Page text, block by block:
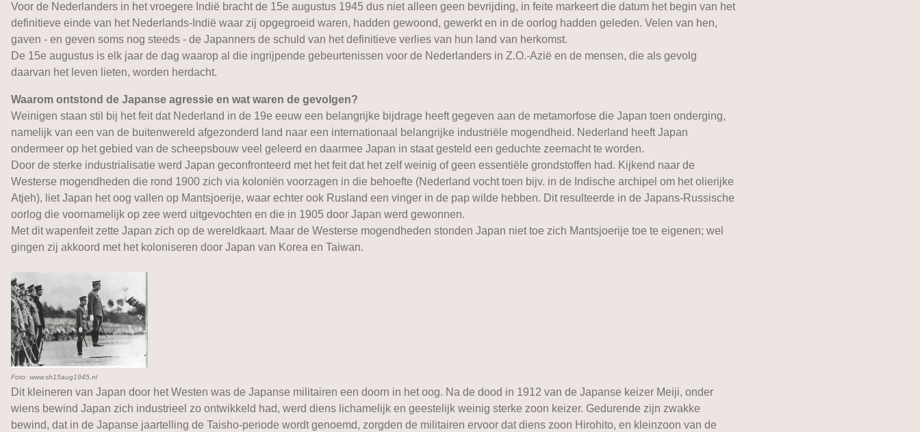
Voor de Nederlanders in het vroegere Indië bracht de 15e augustus 1945 dus niet alleen geen bevrijding, in feite markeert die datum het begin van het
definitieve einde van het Nederlands-Indië waar zij opgegroeid waren, hadden gewoond, gewerkt en in de oorlog hadden geleden. Velen van hen,
gaven - en geven soms nog steeds - de Japanners de schuld van het definitieve verlies van hun land van herkomst.
De 15e augustus is elk jaar de dag waarop al die ingrijpende gebeurtenissen voor de Nederlanders in Z.O.-Azië en de mensen, die als gevolg
daarvan het leven lieten, worden herdacht.
Waarom ontstond de Japanse agressie en wat waren de gevolgen?
Weinigen staan stil bij het feit dat Nederland in de 19e eeuw een belangrijke bijdrage heeft gegeven aan de metamorfose die Japan toen onderging,
namelijk van een van de buitenwereld afgezonderd land naar een internationaal belangrijke industriële mogendheid. Nederland heeft Japan
ondermeer op het gebied van de scheepsbouw veel geleerd en daarmee Japan in staat gesteld een geduchte zeemacht te worden.
Door de sterke industrialisatie werd Japan geconfronteerd met het feit dat het zelf weinig of geen essentiële grondstoffen had. Kijkend naar de
Westerse mogendheden die rond 1900 zich via koloniën voorzagen in die behoefte (Nederland vocht toen bijv. in de Indische archipel om het olierijke
Atjeh), liet Japan het oog vallen op Mantsjoerije, waar echter ook Rusland een vinger in de pap wilde hebben. Dit resulteerde in de Japans-Russische
oorlog die voornamelijk op zee werd uitgevochten en die in 1905 door Japan werd gewonnen.
Met dit wapenfeit zette Japan zich op de wereldkaart. Maar de Westerse mogendheden stonden Japan niet toe zich Mantsjoerije toe te eigenen; wel
gingen zij akkoord met het koloniseren door Japan van Korea en Taiwan.
Foto: www.sh15aug1945.nl
Dit kleineren van Japan door het Westen was de Japanse militairen een doorn in het oog. Na de dood in 1912 van de Japanse keizer Meiji, onder
wiens bewind Japan zich industrieel zo ontwikkeld had, werd diens lichamelijk en geestelijk weinig sterke zoon keizer. Gedurende zijn zwakke
bewind, dat in de Japanse jaartelling de Taisho-periode wordt genoemd, zorgden de militairen ervoor dat diens zoon Hirohito, en kleinzoon van de